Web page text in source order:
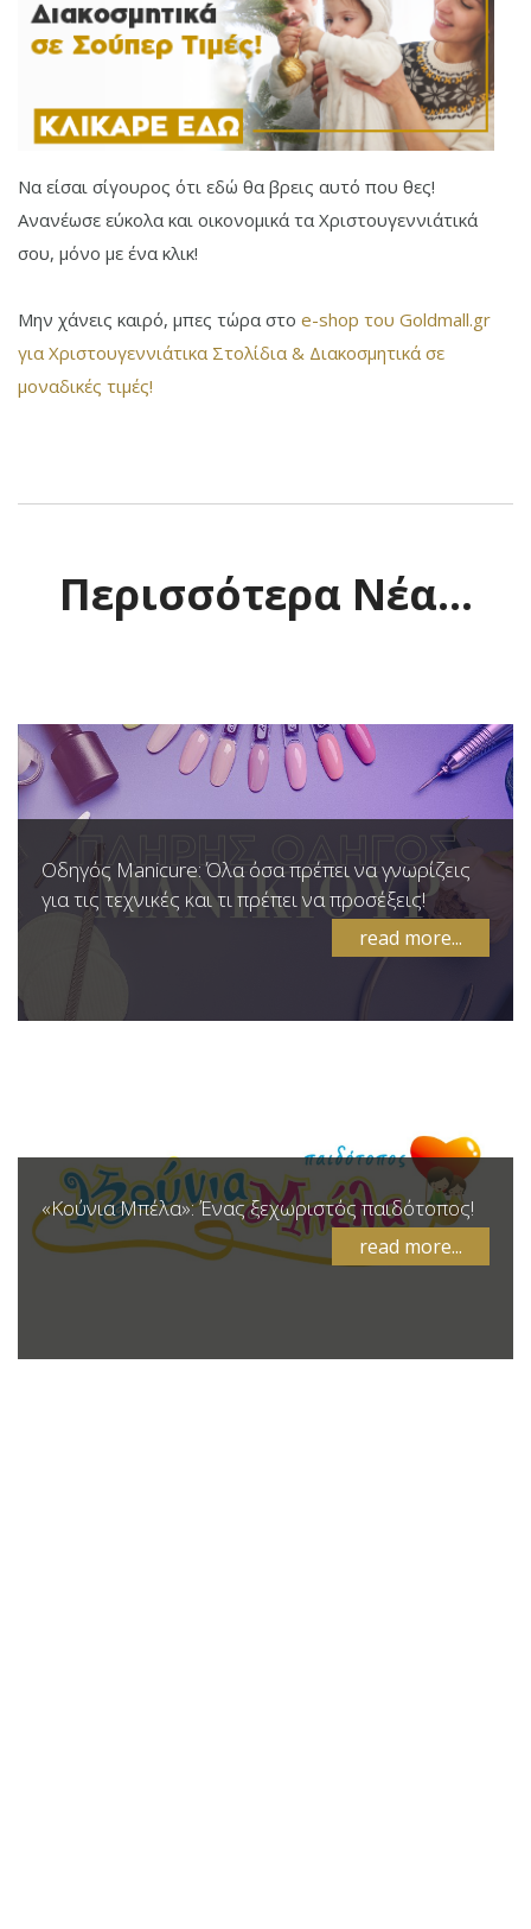
Να είσαι σίγουρος ότι εδώ θα βρεις αυτό που θες!
Ανανέωσε εύκολα και οικονομικά τα Χριστουγεννιάτικά
σου, μόνο με ένα κλικ!
Μην χάνεις καιρό, μπες τώρα στο e-shop του Goldmall.gr
για Χριστουγεννιάτικα Στολίδια & Διακοσμητικά σε
μοναδικές τιμές!
Περισσότερα Νέα...
Οδηγός Manicure: Όλα όσα πρέπει να γνωρίζεις
για τις τεχνικές και τι πρέπει να προσέξεις!
read more...
«Κούνια Μπέλα»: Ένας ξεχωριστός παιδότοπος!
read more...